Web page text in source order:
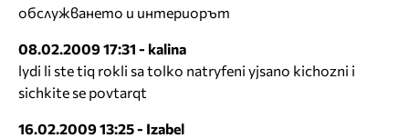
обслужването и интериорът
08.02.2009 17:31 - kalina
lydi li ste tiq rokli sa tolko natryfeni yjsano kichozni i
sichkite se povtarqt
16.02.2009 13:25 - Izabel